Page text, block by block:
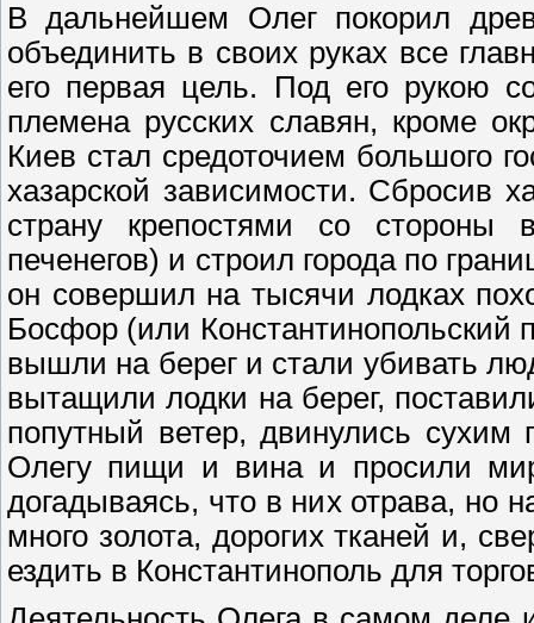
В дальнейшем Олег покорил
объединить в своих руках все
его первая цель. Под его рукою
племена русских славян, кроме
Киев стал средоточием большого
хазарской зависимости. Сбросив
страну крепостями со стороны
печенегов) и строил города по
он совершил на тысячи лодках
Босфор (или Константинопольский
вышли на берег и стали убивать
вытащили лодки на берег,
попутный ветер, двинулись сухим
Олегу пищи и вина и просили
догадываясь, что в них отрава, но
много золота, дорогих тканей и,
ездить в Константинополь для